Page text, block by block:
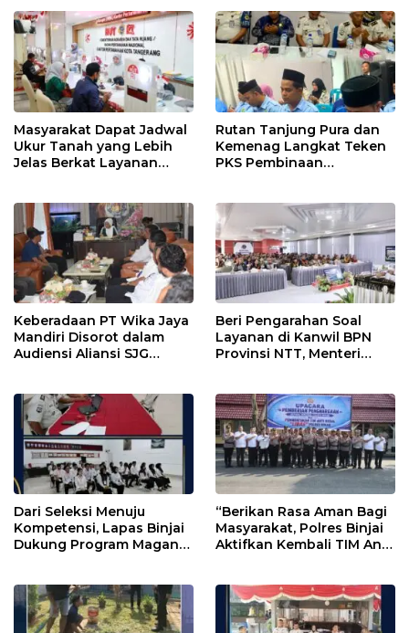
TENTANG SINDIKAT
PENIPU PENJUALAN EMAS
Masyarakat Dapat Jadwal
Ukur Tanah yang Lebih
Jelas Berkat Layanan
Rutan Tanjung Pura dan
Kemenag Langkat Teken
PKS Pembinaan
Keberadaan PT Wika Jaya
Mandiri Disorot dalam
Audiensi Aliansi SJG
Beri Pengarahan Soal
Layanan di Kanwil BPN
Provinsi NTT, Menteri
Dari Seleksi Menuju
Kompetensi, Lapas Binjai
Dukung Program Magang
“Berikan Rasa Aman Bagi
Masyarakat, Polres Binjai
Aktifkan Kembali TIM Anti